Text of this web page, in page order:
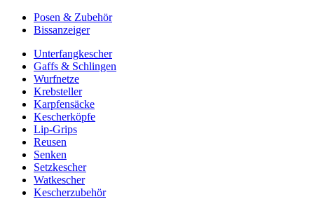
Posen & Zubehör
Bissanzeiger
Unterfangkescher
Gaffs & Schlingen
Wurfnetze
Krebsteller
Karpfensäcke
Kescherköpfe
Lip-Grips
Reusen
Senken
Setzkescher
Watkescher
Kescherzubehör